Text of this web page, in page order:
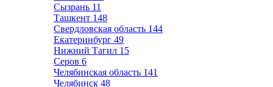
Сызрань 11
Ташкент 148
Свердловская область 144
Екатеринбург 49
Нижний Тагил 15
Серов 6
Челябинская область 141
Челябинск 48